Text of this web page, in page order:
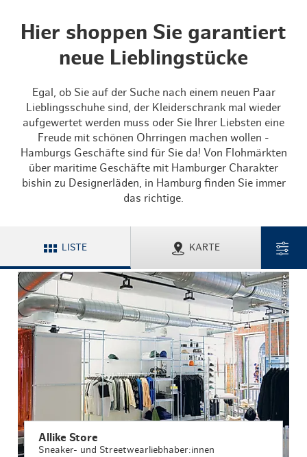
Hier shoppen Sie garantiert
neue Lieblingstücke
Egal, ob Sie auf der Suche nach einem neuen Paar
Lieblingsschuhe sind, der Kleiderschrank mal wieder
aufgewertet werden muss oder Sie Ihrer Liebsten eine
Freude mit schönen Ohrringen machen wollen -
Hamburgs Geschäfte sind für Sie da! Von Flohmärkten
über maritime Geschäfte mit Hamburger Charakter
bishin zu Designerläden, in Hamburg finden Sie immer
das richtige.
LISTE KARTE
© Allikestore
Allike Store
Sneaker- und Streetwearliebhaber:innen